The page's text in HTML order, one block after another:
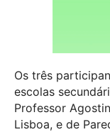
Os três
escolas
Professor
Lisboa, e de